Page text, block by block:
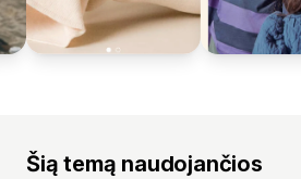
Šią temą naudojančios